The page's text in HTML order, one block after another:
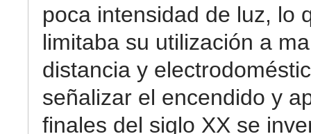
poca intensidad de luz, lo
limitaba su utilización a
distancia y
señalizar el encendido y
finales del siglo XX se